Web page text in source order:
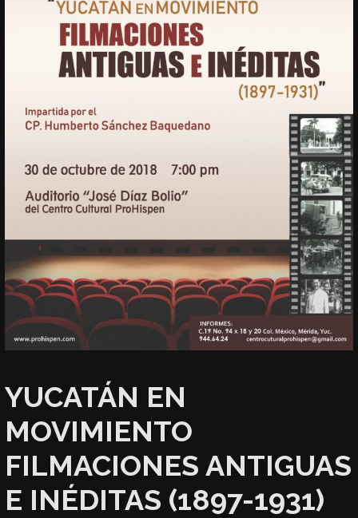
YUCATÁN EN
MOVIMIENTO
FILMACIONES ANTIGUAS
E INÉDITAS (1897-1931)